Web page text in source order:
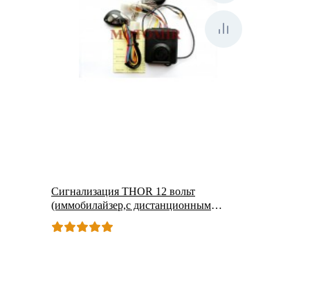
Сигнализация THOR 12 вольт
(иммобилайзер,с дистанционным
запуском) (MZ017)